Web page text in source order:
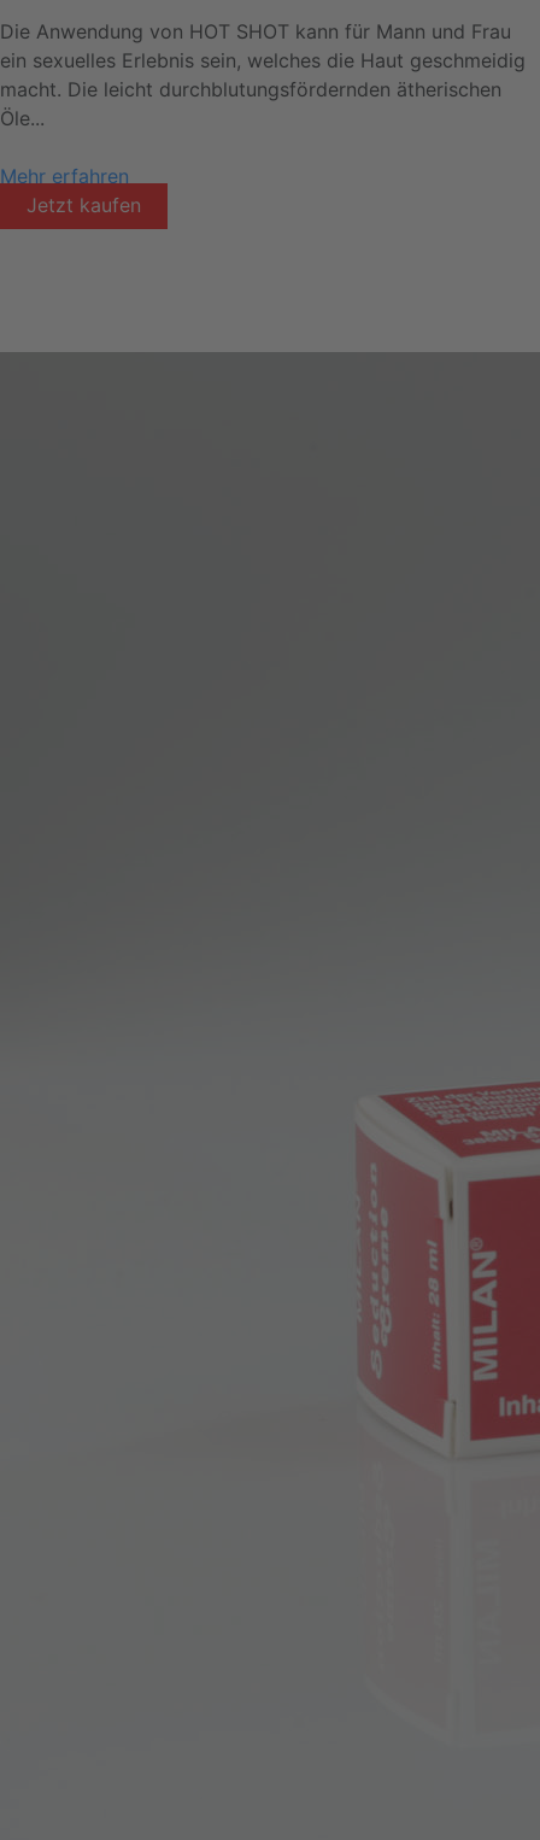
Die Anwendung von HOT SHOT kann für Mann und Frau
ein sexuelles Erlebnis sein, welches die Haut geschmeidig
macht. Die leicht durchblutungsfördernden ätherischen
Öle...
Mehr erfahren
Jetzt kaufen